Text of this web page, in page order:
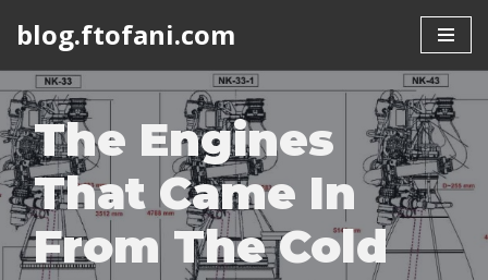
to
content
blog.ftofani.com
The Engines
That Came In
From The Cold